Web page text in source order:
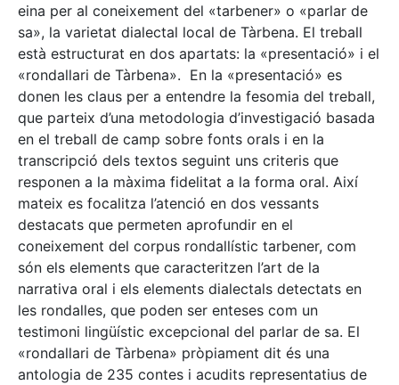
eina per al coneixement del «tarbener» o «parlar de
sa», la varietat dialectal local de Tàrbena. El treball
està estructurat en dos apartats: la «presentació» i el
«rondallari de Tàrbena». En la «presentació» es
donen les claus per a entendre la fesomia del treball,
que parteix d’una metodologia d’investigació basada
en el treball de camp sobre fonts orals i en la
transcripció dels textos seguint uns criteris que
responen a la màxima fidelitat a la forma oral. Així
mateix es focalitza l’atenció en dos vessants
destacats que permeten aprofundir en el
coneixement del corpus rondallístic tarbener, com
són els elements que caracteritzen l’art de la
narrativa oral i els elements dialectals detectats en
les rondalles, que poden ser enteses com un
testimoni lingüístic excepcional del parlar de sa. El
«rondallari de Tàrbena» pròpiament dit és una
antologia de 235 contes i acudits representatius de